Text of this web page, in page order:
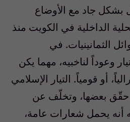
بشكل جاد مع الأوضاع
الداخلية في الكويت منذ
الثمانينيات. في
وعوداً لناخبيه، مهما يكن
أو قومياً. التيار الإسلامي
حقّق بعضها، وتخلّف عن
أنه يحمل شعارات عامة،